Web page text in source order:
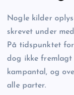
Nogle kilder
skrevet under
På tidspunktet
dog ikke
kampantal, og
alle parter.